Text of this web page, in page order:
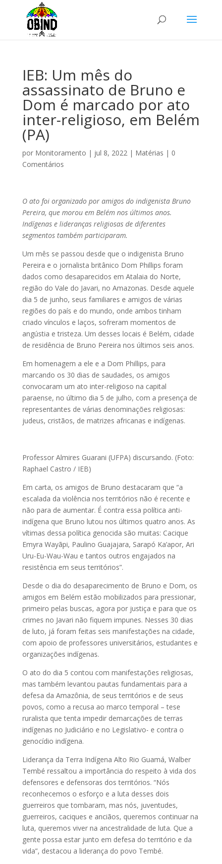
IEB: Um mês do
assassinato de Bruno e
Dom é marcado por ato
inter-religioso, em Belém
(PA)
por Monitoramento | jul 8, 2022| Matérias | 0
Comentários
O ato foi organizado por amigos do indigenista Bruno
Pereira, que morou em Belém nos últimos anos.
Indígenas e lideranças religiosas de diferentes
segmentos também participaram.
Um mês se passou desde que o indigenista Bruno
Pereira e o jornalista britânico Dom Phillips foram
dados como desaparecidos em Atalaia do Norte,
região do Vale do Javari, no Amazonas. Desde aquele
dia 5 de junho, seus familiares e amigos de várias
regiões do país e do mundo, onde ambos tinham
criado vínculos e laços, sofreram momentos de
angústia e tristeza. Um desses locais é Belém, cidade
de residência de Bruno Pereira nos últimos seis anos.
Em homenagem a ele e a Dom Phillips, para
marcando os 30 dias de saudades, os amigos
convocaram um ato inter-religioso na capital
paraense, no último dia 5 de julho, com a presença de
representantes de várias denominações religiosas:
judeus, cristãos, de matrizes africanas e indígenas.
Professor Almires Guarani (UFPA) discursando. (Foto:
Raphael Castro / IEB)
Em carta, os amigos de Bruno destacaram que “a
escalada da violência nos territórios não é recente e
não para de aumentar. É contra essa política anti-
indígena que Bruno lutou nos últimos quatro anos. As
vítimas dessa política genocida são muitas: Cacique
Emyra Wayãpi, Paulino Guajajara, Sarapó Ka’apor, Ari
Uru-Eu-Wau-Wau e tantos outros engajados na
resistência em seus territórios”.
Desde o dia do desaparecimento de Bruno e Dom, os
amigos em Belém estão mobilizados para pressionar,
primeiro pelas buscas, agora por justiça e para que os
crimes no Javari não fiquem impunes. Nesses 30 dias
de luto, já foram feitas seis manifestações na cidade,
com apoio de professores universitários, estudantes e
organizações indígenas.
O ato do dia 5 contou com manifestações religiosas,
mas também levantou pautas fundamentais para a
defesa da Amazônia, de seus territórios e de seus
povos, como a recusa ao marco temporal – tese
ruralista que tenta impedir demarcações de terras
indígenas no Judiciário e no Legislativo- e contra o
genocídio indígena.
Liderança da Terra Indígena Alto Rio Guamá, Walber
Tembé ressaltou a importância do respeito à vida dos
defensores e defensoras dos territórios. “Nós
reconhecemos o esforço e a luta desses dois
guerreiros que tombaram, mas nós, juventudes,
guerreiros, caciques e anciãos, queremos continuar na
luta, queremos viver na ancestralidade de luta. Que a
gente possa estar junto em defesa do território e da
vida”, destacou a liderança do povo Tembé.